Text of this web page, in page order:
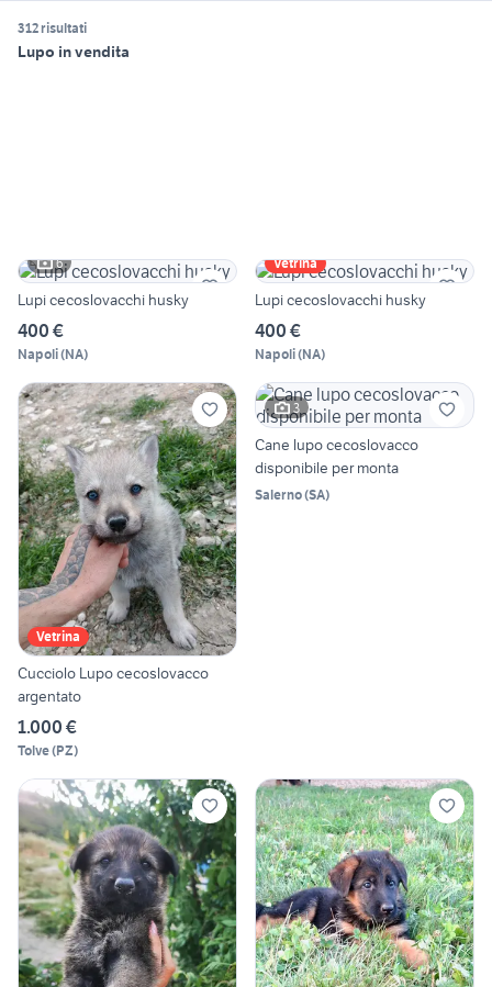
312 risultati
Lupo in vendita
6
Lupi cecoslovacchi husky
400 €
Napoli(NA)
Vetrina
Lupi cecoslovacchi husky
400 €
Napoli(NA)
Vetrina
Cucciolo Lupo cecoslovacco
argentato
1.000 €
Tolve(PZ)
3
Cane lupo cecoslovacco
disponibile per monta
Salerno(SA)